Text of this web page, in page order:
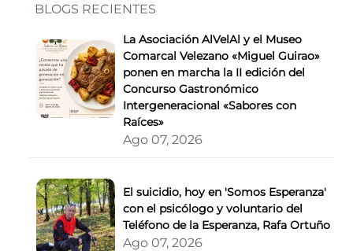
BLOGS RECIENTES
La Asociación AlVelAl y el Museo
Comarcal Velezano «Miguel Guirao»
ponen en marcha la II edición del
Concurso Gastronómico
Intergeneracional «Sabores con
Raíces»
Ago 07, 2026
El suicidio, hoy en 'Somos Esperanza'
con el psicólogo y voluntario del
Teléfono de la Esperanza, Rafa Ortuño
Ago 07, 2026